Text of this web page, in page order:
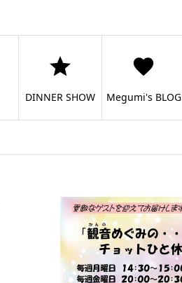
DINNER SHOW Megumi's BLOG